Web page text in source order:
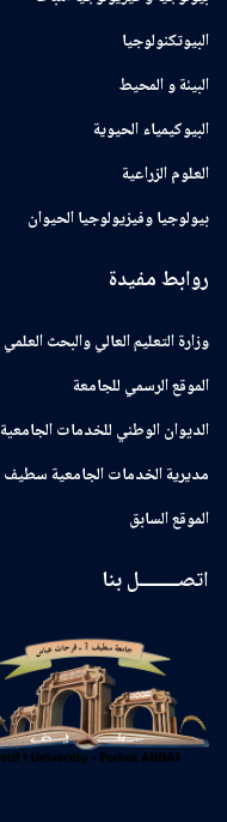
البيوتكنولوجيا
البيئة و المحيط
البيوكيمياء الحيوية
العلوم الزراعية
بيولوجيا وفيزيولوجيا الحيوان
روابط مفيدة
وزارة التعليم العالي والبحث العلمي
الموقع الرسمي للجامعة
ﺍﻟﺪﻳﻮﺍﻥ ﺍﻟﻮﻃﻨﻲ ﻟﻠﺨﺪﻣﺎﺕ ﺍﻟﺠﺎﻣﻌﻴﺔ
مديرية الخدمات الجامعية سطيف
الموقع السابق
اتصــــــــل بنا